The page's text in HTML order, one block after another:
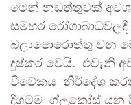
මෙන් නඩත්තුවක්
සමහර
බලාපොරොත්තු වන
දුෂ්කර වෙයි. එවැනි
විවේකය නිර්දේශ
දිගටම ග්ලූකෝස් යන